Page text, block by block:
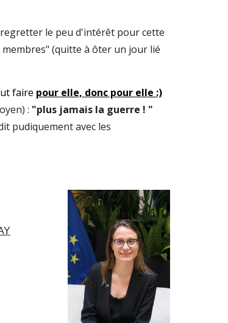
regretter le peu d'intérêt pour cette
(quitte à ôter un jour lié
faire pour elle, donc pour elle :)
: "plus jamais la guerre ! "
pudiquement avec les